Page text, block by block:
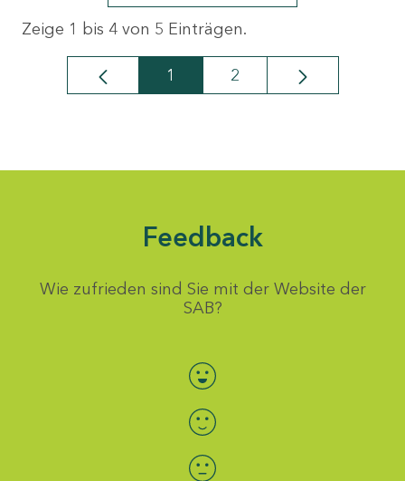
Zeige 1 bis 4 von 5 Einträgen.
Seite
1 Seite
2
Feedback
Wie zufrieden sind Sie mit der Website der
SAB?
Bewertung auswählen